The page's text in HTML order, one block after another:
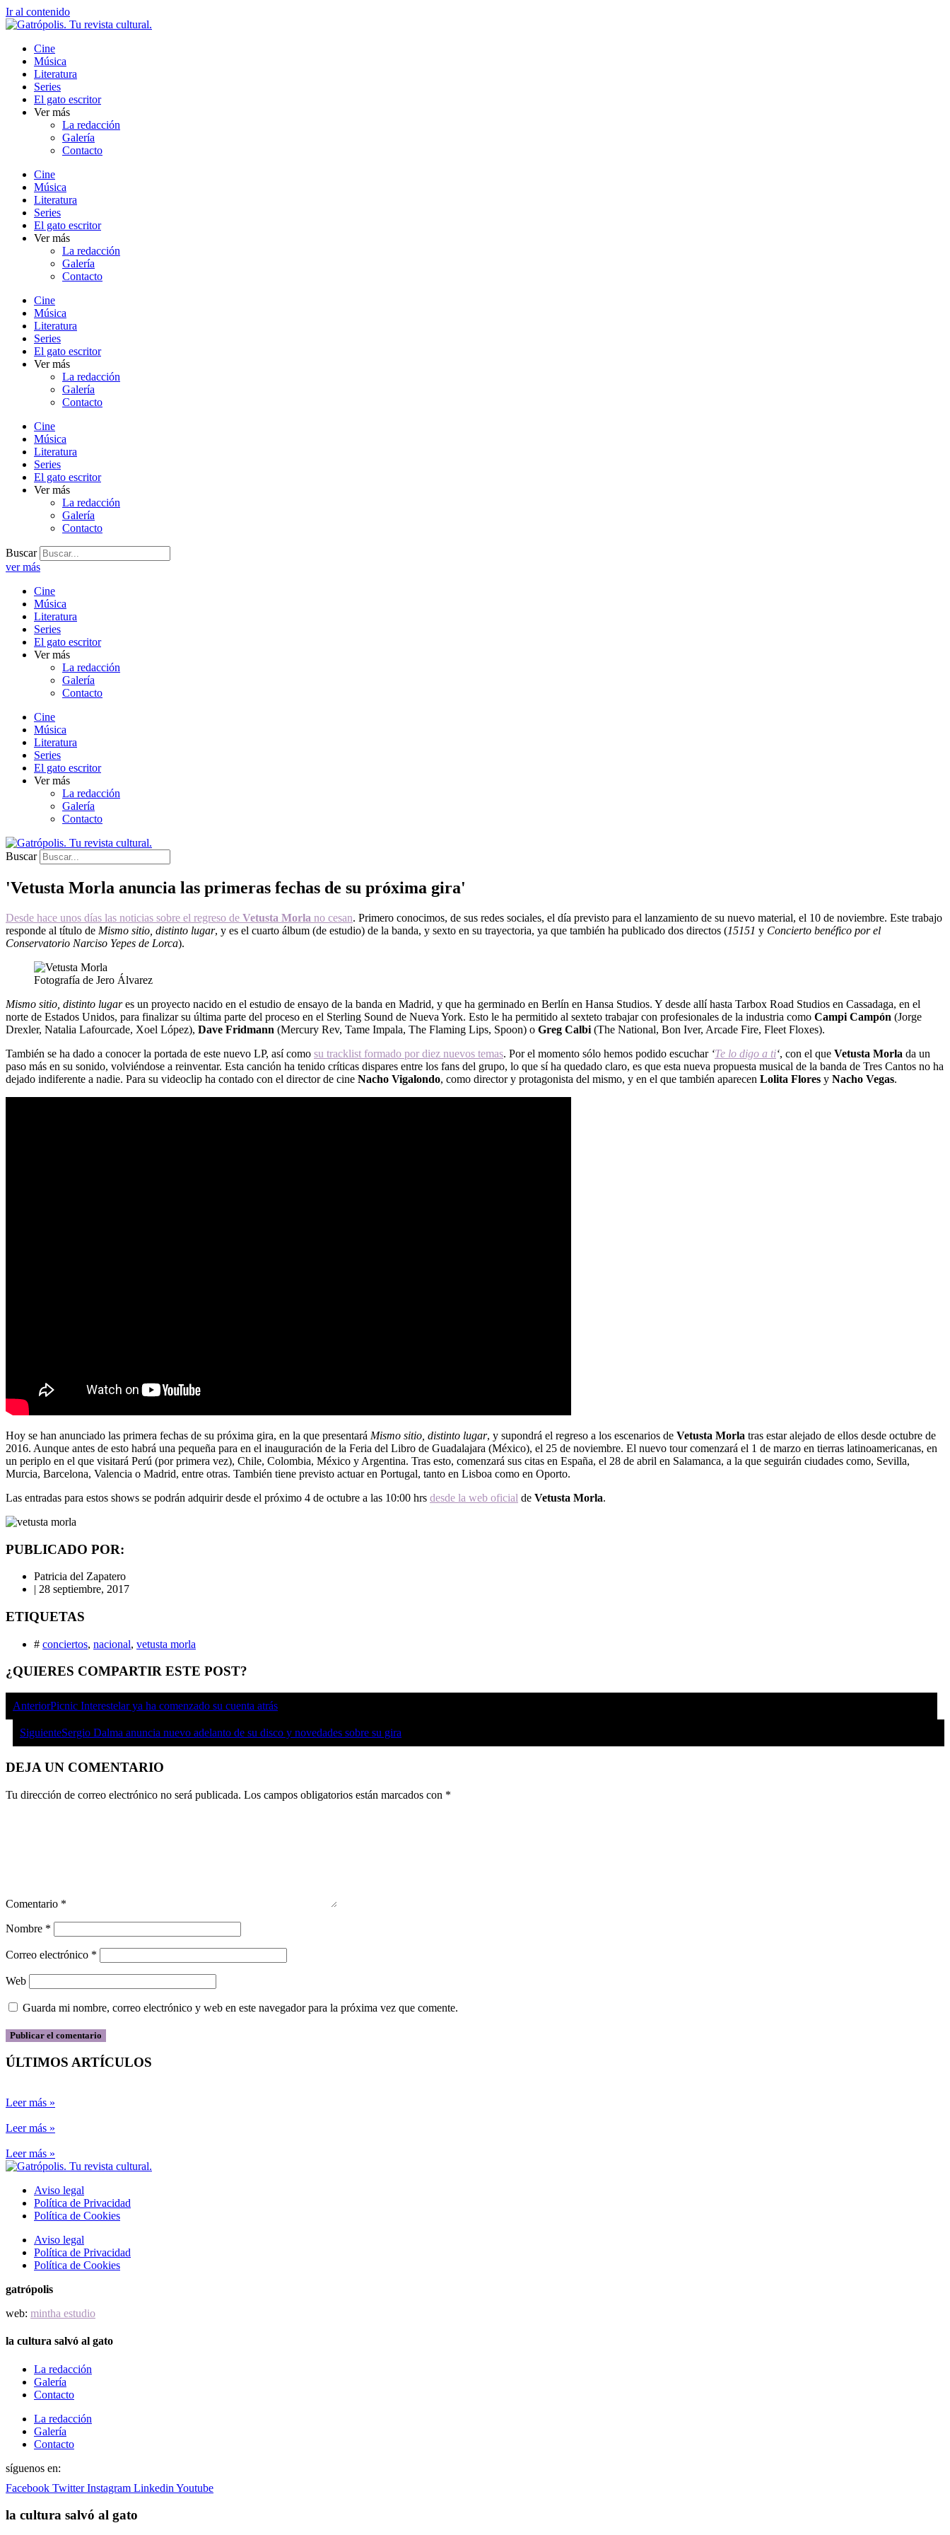
Ir al contenido
Cine
Música
Literatura
Series
El gato escritor
Ver más
La redacción
Galería
Contacto
Cine
Música
Literatura
Series
El gato escritor
Ver más
La redacción
Galería
Contacto
Cine
Música
Literatura
Series
El gato escritor
Ver más
La redacción
Galería
Contacto
Cine
Música
Literatura
Series
El gato escritor
Ver más
La redacción
Galería
Contacto
Buscar
ver más
Cine
Música
Literatura
Series
El gato escritor
Ver más
La redacción
Galería
Contacto
Cine
Música
Literatura
Series
El gato escritor
Ver más
La redacción
Galería
Contacto
Buscar
'Vetusta Morla anuncia las primeras fechas de su próxima gira'
Desde hace unos días las noticias sobre el regreso de Vetusta Morla no cesan. Primero conocimos, de sus redes sociales, el día previsto para el lanzamiento de su nuevo material, el 10 de noviembre. Este trabajo
responde al título de Mismo sitio, distinto lugar, y es el cuarto álbum (de estudio) de la banda, y sexto en su trayectoria, ya que también ha publicado dos directos (15151 y Concierto benéfico por el
Conservatorio Narciso Yepes de Lorca).
Fotografía de Jero Álvarez
Mismo sitio, distinto lugares un proyecto nacido en el estudio de ensayo de la banda en Madrid, y que ha germinado en Berlín en Hansa Studios. Y desde allí hasta Tarbox Road Studios en Cassadaga, en el
norte de Estados Unidos, para finalizar su última parte del proceso en el Sterling Sound de Nueva York. Esto le ha permitido al sexteto trabajar con profesionales de la industria como Campi Campón (Jorge
Drexler, Natalia Lafourcade, Xoel López), Dave Fridmann (Mercury Rev, Tame Impala, The Flaming Lips, Spoon) o Greg Calbi (The National, Bon Iver, Arcade Fire, Fleet Floxes).
También se ha dado a conocer la portada de este nuevo LP, así como su tracklist formado por diez nuevos temas. Por el momento sólo hemos podido escuchar ‘Te lo digo a ti‘, con el que Vetusta Morla da un
paso más en su sonido, volviéndose a reinventar. Esta canción ha tenido críticas dispares entre los fans del grupo, lo que sí ha quedado claro, es que esta nueva propuesta musical de la banda de Tres Cantos no ha
dejado indiferente a nadie. Para su videoclip ha contado con el director de cine Nacho Vigalondo, como director y protagonista del mismo, y en el que también aparecen Lolita Flores y Nacho Vegas.
Hoy se han anunciado las primera fechas de su próxima gira, en la que presentará Mismo sitio, distinto lugar, y supondrá el regreso a los escenarios de Vetusta Morla tras estar alejado de ellos desde octubre de
2016. Aunque antes de esto habrá una pequeña para en el inauguración de la Feria del Libro de Guadalajara (México), el 25 de noviembre. El nuevo tour comenzará el 1 de marzo en tierras latinoamericanas, en
un periplo en el que visitará Perú (por primera vez), Chile, Colombia, México y Argentina. Tras esto, comenzará sus citas en España, el 28 de abril en Salamanca, a la que seguirán ciudades como, Sevilla,
Murcia, Barcelona, Valencia o Madrid, entre otras. También tiene previsto actuar en Portugal, tanto en Lisboa como en Oporto.
Las entradas para estos shows se podrán adquirir desde el próximo 4 de octubre a las 10:00 hrs desde la web oficial de Vetusta Morla.
PUBLICADO POR:
Patricia del Zapatero
| 28 septiembre, 2017
ETIQUETAS
# conciertos, nacional, vetusta morla
¿QUIERES COMPARTIR ESTE POST?
AnteriorPicnic Interestelar ya ha comenzado su cuenta atrás
SiguienteSergio Dalma anuncia nuevo adelanto de su disco y novedades sobre su gira
DEJA UN COMENTARIO
Tu dirección de correo electrónico no será publicada. Los campos obligatorios están marcados con *
Comentario *
Nombre *
Correo electrónico *
Web
Guarda mi nombre, correo electrónico y web en este navegador para la próxima vez que comente.
ÚLTIMOS ARTÍCULOS
Leer más »
Leer más »
Leer más »
Aviso legal
Política de Privacidad
Política de Cookies
Aviso legal
Política de Privacidad
Política de Cookies
gatrópolis
web: mintha estudio
la cultura salvó al gato
La redacción
Galería
Contacto
La redacción
Galería
Contacto
síguenos en:
Facebook Twitter Instagram Linkedin Youtube
la cultura salvó al gato